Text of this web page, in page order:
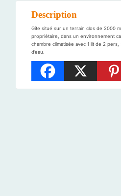
Description
Gîte situé sur un terrain clos de 2000
propriétaire, dans un environnement
chambre climatisée avec 1 lit de 2
d’eau.